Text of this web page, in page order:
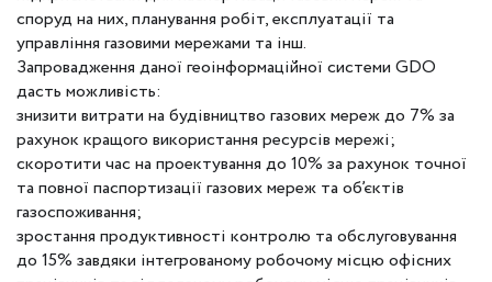
споруд на них, планування робіт, експлуатації та
управління газовими мережами та інш.
Запровадження даної геоінформаційної системи GDO
дасть можливість:
знизити витрати на будівництво газових мереж до 7% за
рахунок кращого використання ресурсів мережі;
скоротити час на проектування до 10% за рахунок точної
та повної паспортизації газових мереж та об’єктів
газоспоживання;
зростання продуктивності контролю та обслуговування
до 15% завдяки інтегрованому робочому місцю офісних